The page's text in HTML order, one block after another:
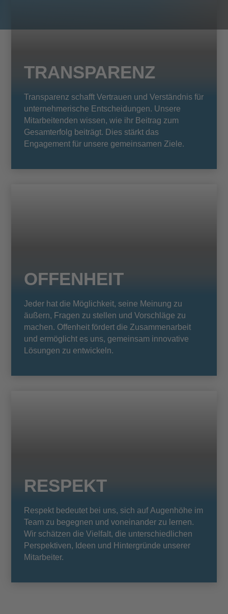
TRANSPARENZ
Transparenz schafft Vertrauen und Verständnis für
unternehmerische Entscheidungen. Unsere
Mitarbeitenden wissen, wie ihr Beitrag zum
Gesamterfolg beiträgt. Dies stärkt das
Engagement für unsere gemeinsamen Ziele.
OFFENHEIT
Jeder hat die Möglichkeit, seine Meinung zu
äußern, Fragen zu stellen und Vorschläge zu
machen. Offenheit fördert die Zusammenarbeit
und ermöglicht es uns, gemeinsam innovative
Lösungen zu entwickeln.
RESPEKT
Respekt bedeutet bei uns, sich auf Augenhöhe im
Team zu begegnen und voneinander zu lernen.
Wir schätzen die Vielfalt, die unterschiedlichen
Perspektiven, Ideen und Hintergründe unserer
Mitarbeiter.